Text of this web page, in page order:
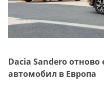
Dacia Sandero
автомобил в Европа